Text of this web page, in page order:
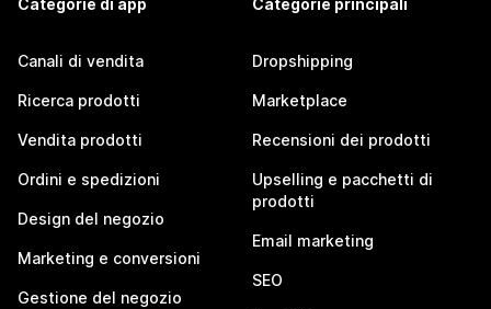
Categorie di app
Canali di vendita
Ricerca prodotti
Vendita prodotti
Ordini e spedizioni
Design del negozio
Marketing e conversioni
Gestione del negozio
Categorie principali
Dropshipping
Marketplace
Recensioni dei prodotti
Upselling e pacchetti di
prodotti
Email marketing
SEO